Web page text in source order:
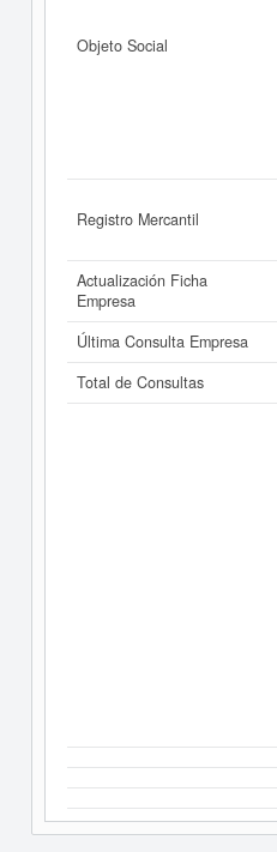
Objeto Social
Registro Mercantil
Actualización Ficha
Empresa
Última Consulta Empresa
Total de Consultas